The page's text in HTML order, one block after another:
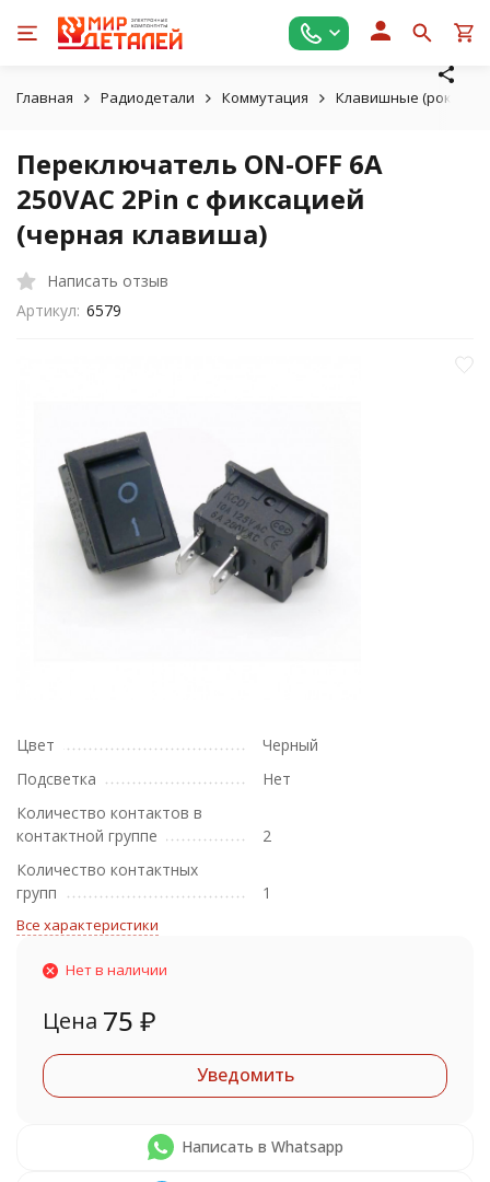
Главная Радиодетали Коммутация Клавишные
Переключатель ON-OFF 6A
250VAC 2Pin с фиксацией
(черная клавиша)
Написать отзыв
Артикул: 6579
Цвет
Черный
Подсветка
Нет
Количество контактов в
контактной группе
2
Количество контактных
групп
1
Все характеристики
Нет в наличии
Цена 75 ₽
Уведомить
Написать в Whatsapp